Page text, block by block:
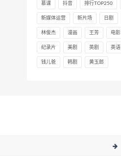
慕课 抖音 排行TOP250
新媒体运营 新片场 日剧
林俊杰 漫画 王芳 电影
纪录片 美剧 英剧 英语
钱儿爸 韩剧 黄玉郎